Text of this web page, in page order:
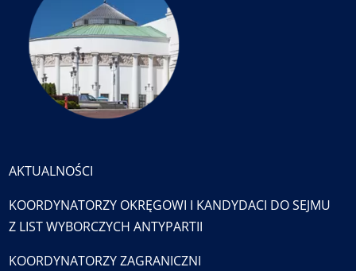
AKTUALNOŚCI
KOORDYNATORZY OKRĘGOWI I KANDYDACI DO SEJMU
Z LIST WYBORCZYCH ANTYPARTII
KOORDYNATORZY ZAGRANICZNI